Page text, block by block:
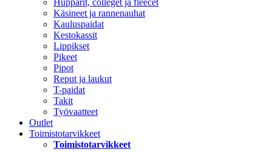
Hupparit, colleget ja fleecet
Käsineet ja rannenauhat
Kauluspaidat
Kestokassit
Lippikset
Pikeet
Pipot
Reput ja laukut
T-paidat
Takit
Työvaatteet
Outlet
Toimistotarvikkeet
Toimistotarvikkeet